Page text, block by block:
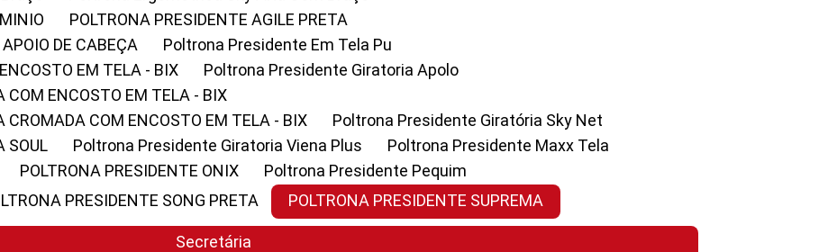
POLTRONA PRESIDENTE AGILE PRETA
DE CABEÇA
Poltrona Presidente Em Tela Pu
EM TELA - BIX
Poltrona Presidente Giratoria Apolo
COM ENCOSTO EM TELA - BIX
CROMADA COM ENCOSTO EM TELA - BIX
Poltrona Presidente Giratória Sky Net
SOUL
Poltrona Presidente Giratoria Viena Plus
Poltrona Presidente Maxx Tela
POLTRONA PRESIDENTE ONIX
Poltrona Presidente Pequim
PRESIDENTE SONG PRETA POLTRONA PRESIDENTE SUPREMA
Secretária